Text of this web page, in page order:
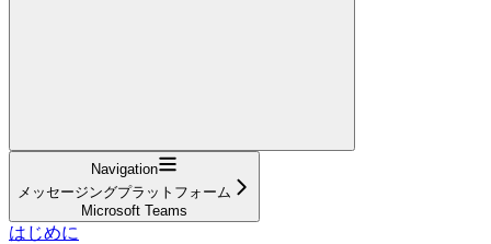
Navigation
メッセージングプラットフォーム
Microsoft Teams
はじめに